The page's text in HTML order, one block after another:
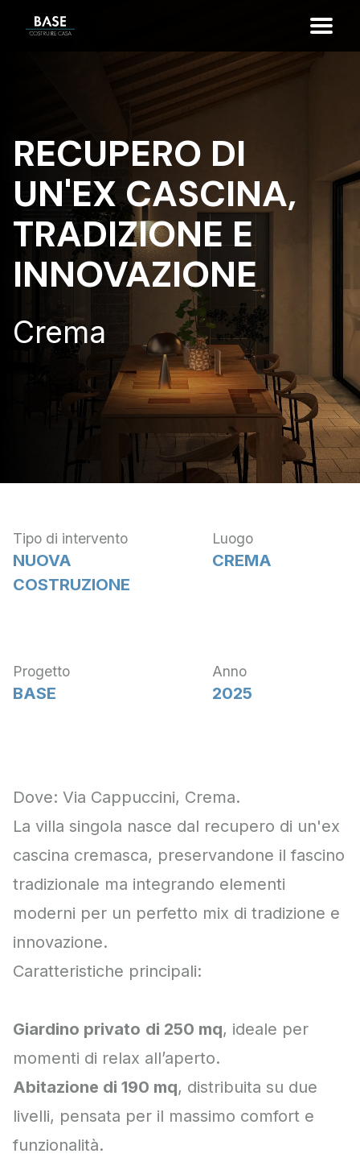
RECUPERO DI
UN'EX CASCINA,
TRADIZIONE E
INNOVAZIONE
Crema
Tipo di intervento
NUOVA
COSTRUZIONE
Luogo
CREMA
Progetto
BASE
Anno
2025
Dove: Via Cappuccini, Crema.
La villa singola nasce dal recupero di un'ex
cascina cremasca, preservandone il fascino
tradizionale ma integrando elementi
moderni per un perfetto mix di tradizione e
innovazione.
Caratteristiche principali:
Giardino privato di 250 mq, ideale per
momenti di relax all’aperto.
Abitazione di 190 mq, distribuita su due
livelli, pensata per il massimo comfort e
funzionalità.